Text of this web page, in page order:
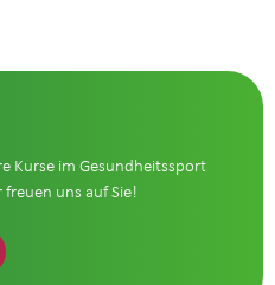
Kurse im Gesundheitssport
uns auf Sie!